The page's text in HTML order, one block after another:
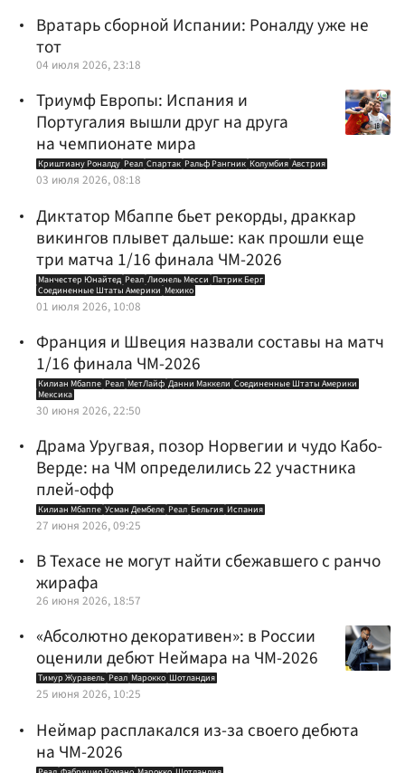
Вратарь сборной Испании: Роналду уже не
тот
04 июля 2026, 23:18
Триумф Европы: Испания и
Португалия вышли друг на друга
на чемпионате мира
Криштиану Роналду Реал Спартак Ральф Рангник Колумбия Австрия
03 июля 2026, 08:18
Диктатор Мбаппе бьет рекорды, драккар
викингов плывет дальше: как прошли еще
три матча 1/16 финала ЧМ-2026
Манчестер Юнайтед Реал Лионель Месси Патрик Берг
Соединенные Штаты Америки Мехико
01 июля 2026, 10:08
Франция и Швеция назвали составы на матч
1/16 финала ЧМ-2026
Килиан Мбаппе Реал МетЛайф Данни Маккели Соединенные Штаты Америки
Мексика
30 июня 2026, 22:50
Драма Уругвая, позор Норвегии и чудо Кабо-
Верде: на ЧМ определились 22 участника
плей-офф
Килиан Мбаппе Усман Дембеле Реал Бельгия Испания
27 июня 2026, 09:25
В Техасе не могут найти сбежавшего с ранчо
жирафа
26 июня 2026, 18:57
«Абсолютно декоративен»: в России
оценили дебют Неймара на ЧМ-2026
Тимур Журавель Реал Марокко Шотландия
25 июня 2026, 10:25
Неймар расплакался из-за своего дебюта
на ЧМ-2026